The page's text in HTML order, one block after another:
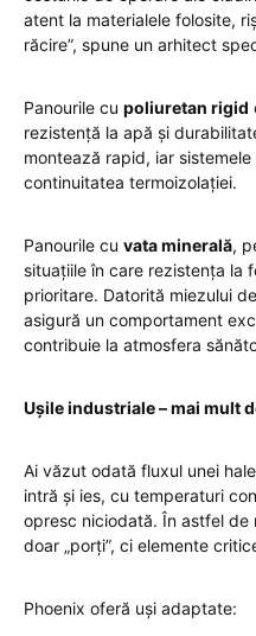
atent la materialele folosite,
răcire”, spune un arhitect
Panourile cu poliuretan rigid
rezistență la apă și
montează rapid, iar
continuitatea termoizolației.
Panourile cu vata minerală,
situațiile în care rezistența la
prioritare. Datorită miezului
asigură un comportament
contribuie la atmosfera
Ușile industriale – mai mult
Ai văzut odată fluxul unei
intră și ies, cu temperaturi
opresc niciodată. În astfel de
doar „porți”, ci elemente
Phoenix oferă uși adaptate: